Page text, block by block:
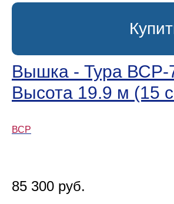
Вышка - Тура ВСР-
Высота 19.9 м (15
ВСР
85 300 руб.